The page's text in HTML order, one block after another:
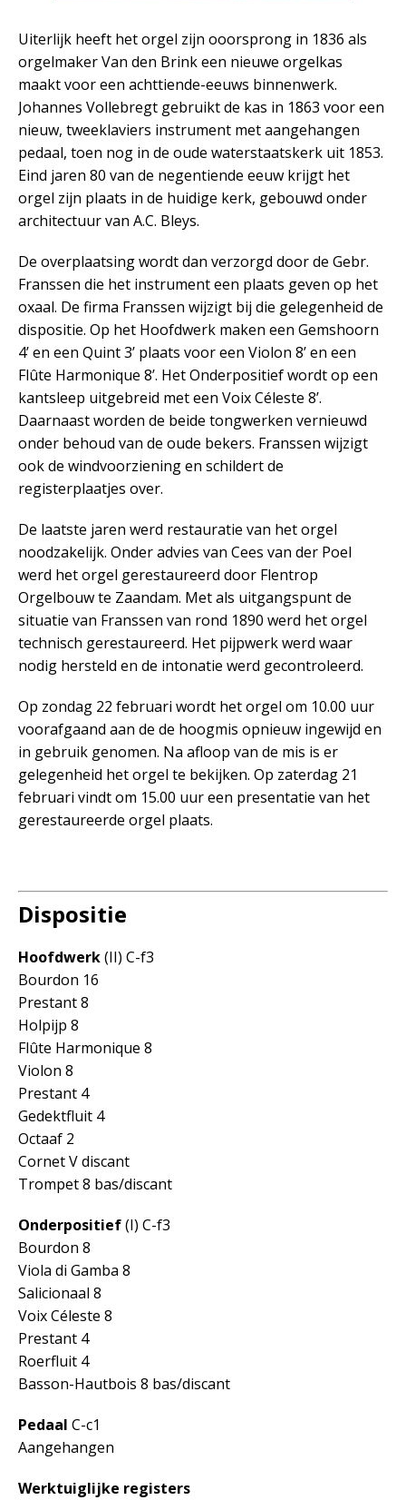
Uiterlijk heeft het orgel zijn ooorsprong in 1836 als
orgelmaker Van den Brink een nieuwe orgelkas
maakt voor een achttiende-eeuws binnenwerk.
Johannes Vollebregt gebruikt de kas in 1863 voor een
nieuw, tweeklaviers instrument met aangehangen
pedaal, toen nog in de oude waterstaatskerk uit 1853.
Eind jaren 80 van de negentiende eeuw krijgt het
orgel zijn plaats in de huidige kerk, gebouwd onder
architectuur van A.C. Bleys.
De overplaatsing wordt dan verzorgd door de Gebr.
Franssen die het instrument een plaats geven op het
oxaal. De firma Franssen wijzigt bij die gelegenheid de
dispositie. Op het Hoofdwerk maken een Gemshoorn
4’ en een Quint 3’ plaats voor een Violon 8’ en een
Flûte Harmonique 8’. Het Onderpositief wordt op een
kantsleep uitgebreid met een Voix Céleste 8’.
Daarnaast worden de beide tongwerken vernieuwd
onder behoud van de oude bekers. Franssen wijzigt
ook de windvoorziening en schildert de
registerplaatjes over.
De laatste jaren werd restauratie van het orgel
noodzakelijk. Onder advies van Cees van der Poel
werd het orgel gerestaureerd door Flentrop
Orgelbouw te Zaandam. Met als uitgangspunt de
situatie van Franssen van rond 1890 werd het orgel
technisch gerestaureerd. Het pijpwerk werd waar
nodig hersteld en de intonatie werd gecontroleerd.
Op zondag 22 februari wordt het orgel om 10.00 uur
voorafgaand aan de de hoogmis opnieuw ingewijd en
in gebruik genomen. Na afloop van de mis is er
gelegenheid het orgel te bekijken. Op zaterdag 21
februari vindt om 15.00 uur een presentatie van het
gerestaureerde orgel plaats.
Dispositie
Hoofdwerk(II) C-f3
Bourdon 16
Prestant 8
Holpijp 8
Flûte Harmonique 8
Violon 8
Prestant 4
Gedektfluit 4
Octaaf 2
Cornet V discant
Trompet 8 bas/discant
Onderpositief(I) C-f3
Bourdon 8
Viola di Gamba 8
Salicionaal 8
Voix Céleste 8
Prestant 4
Roerfluit 4
Basson-Hautbois 8 bas/discant
Pedaal C-c1
Aangehangen
Werktuiglijke registers